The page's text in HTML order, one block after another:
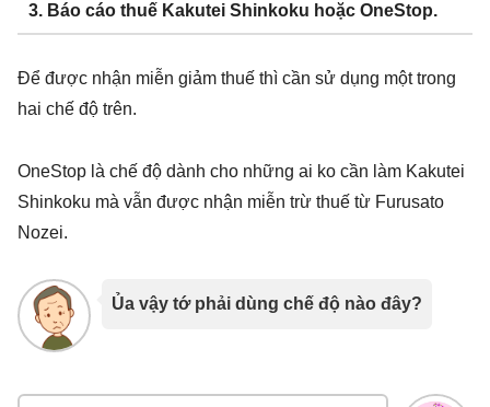
3. Báo cáo thuế Kakutei Shinkoku hoặc OneStop.
Để được nhận miễn giảm thuế thì cần sử dụng một trong
hai chế độ trên.
OneStop là chế độ dành cho những ai ko cần làm Kakutei
Shinkoku mà vẫn được nhận miễn trừ thuế từ Furusato
Nozei.
Ủa vậy tớ phải dùng chế độ nào đây?